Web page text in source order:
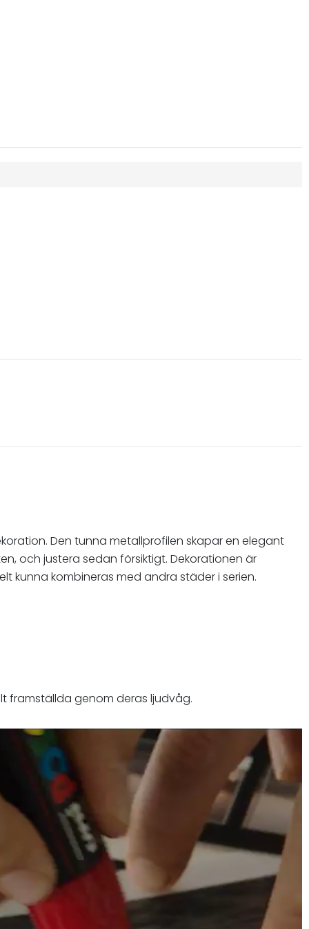
Den tunna metallprofilen skapar en elegant
och justera sedan försiktigt. Dekorationen är
kunna kombineras med andra städer i serien.
framställda genom deras ljudvåg.